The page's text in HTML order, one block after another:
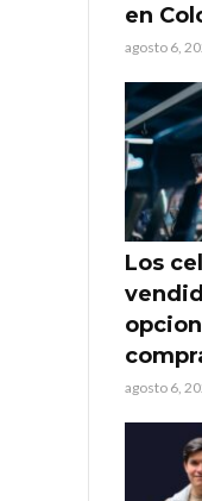
en
agosto 6,
Los
agosto 6,